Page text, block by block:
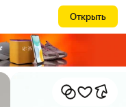
Открыть